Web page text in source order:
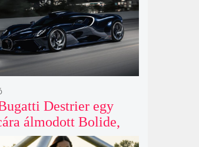
Destrier egy
álmodott Bolide,
a pályaautók